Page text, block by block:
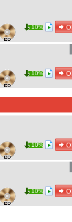
10%
10%
10%
10%